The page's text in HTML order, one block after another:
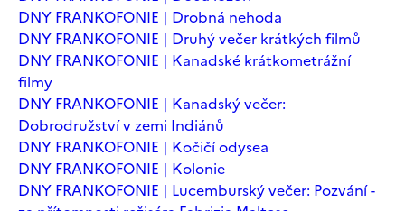
DNY FRANKOFONIE | Drobná nehoda
DNY FRANKOFONIE | Druhý večer krátkých filmů
DNY FRANKOFONIE | Kanadské krátkometrážní
filmy
DNY FRANKOFONIE | Kanadský večer:
Dobrodružství v zemi Indiánů
DNY FRANKOFONIE | Kočičí odysea
DNY FRANKOFONIE | Kolonie
DNY FRANKOFONIE | Lucemburský večer: Pozvání -